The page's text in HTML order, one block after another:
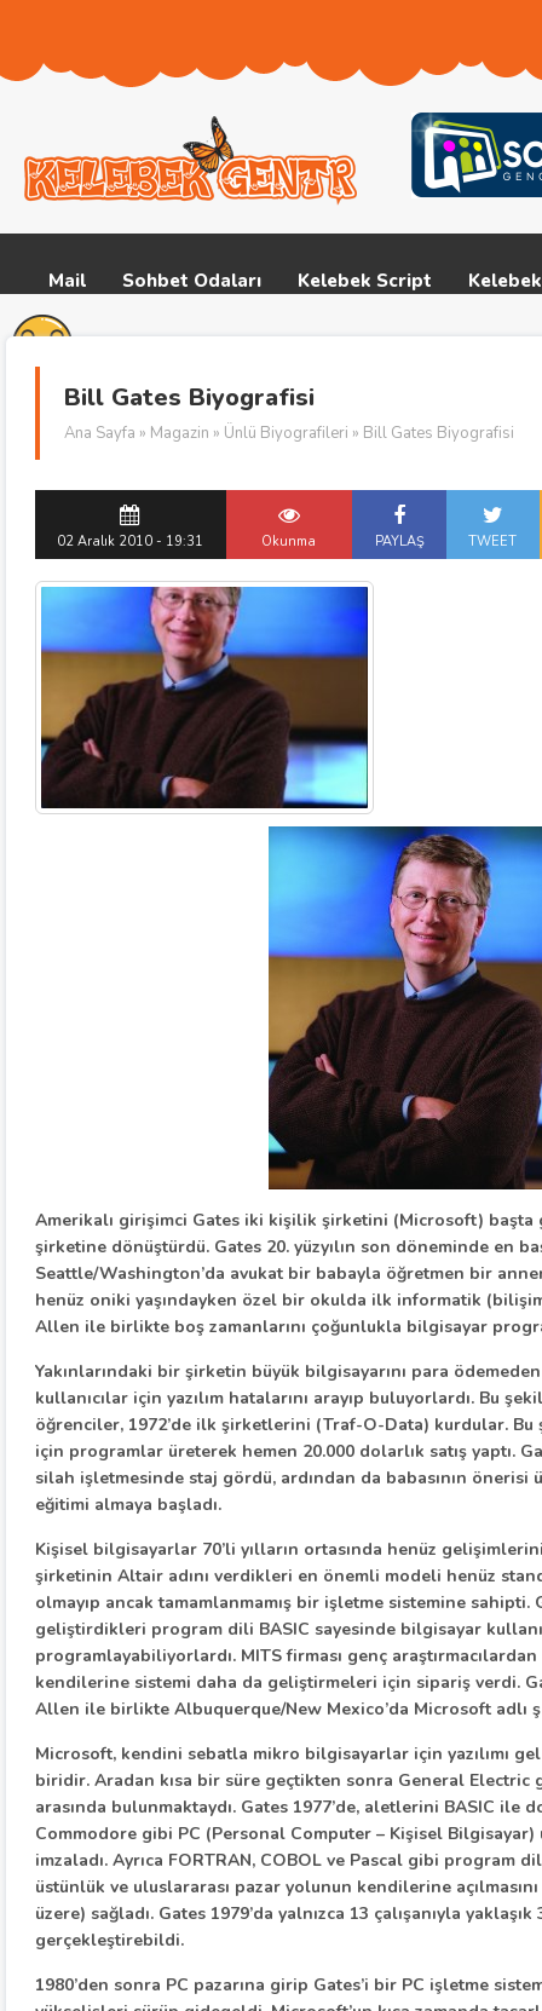
Mail Sohbet Odaları Kelebek Script
Bill Gates Biyografisi
Ana Sayfa » Magazin » Ünlü Biyografileri » Bill Gates Biyografisi
02 Aralık 2010 - 19:31 Okunma PAYLAŞ TWEET
Amerikalı girişimci Gates iki kişilik şirketini (Microsoft) başta
şirketine dönüştürdü. Gates 20. yüzyılın son döneminde en
Seattle/Washington’da avukat bir babayla öğretmen bir
henüz oniki yaşındayken özel bir okulda ilk informatik
Allen ile birlikte boş zamanlarını çoğunlukla bilgisayar
Yakınlarındaki bir şirketin büyük bilgisayarını para
kullanıcılar için yazılım hatalarını arayıp buluyorlardı. Bu
öğrenciler, 1972’de ilk şirketlerini (Traf-O-Data) kurdular.
için programlar üreterek hemen 20.000 dolarlık satış yaptı.
silah işletmesinde staj gördü, ardından da babasının önerisi
eğitimi almaya başladı.
Kişisel bilgisayarlar 70’li yılların ortasında henüz
şirketinin Altair adını verdikleri en önemli modeli henüz
olmayıp ancak tamamlanmamış bir işletme sistemine sahipti.
geliştirdikleri program dili BASIC sayesinde bilgisayar
programlayabiliyorlardı. MITS firması genç
kendilerine sistemi daha da geliştirmeleri için sipariş verdi.
Allen ile birlikte Albuquerque/New Mexico’da Microsoft adlı
Microsoft, kendini sebatla mikro bilgisayarlar için yazılımı
biridir. Aradan kısa bir süre geçtikten sonra General Electric
arasında bulunmaktaydı. Gates 1977’de, aletlerini BASIC ile
Commodore gibi PC (Personal Computer – Kişisel
imzaladı. Ayrıca FORTRAN, COBOL ve Pascal gibi program
üstünlük ve uluslararası pazar yolunun kendilerine
üzere) sağladı. Gates 1979’da yalnızca 13 çalışanıyla
gerçekleştirebildi.
1980’den sonra PC pazarına girip Gates’i bir PC işletme